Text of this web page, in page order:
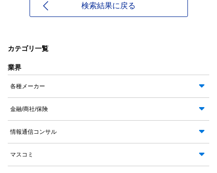
検索結果に戻る
カテゴリ一覧
業界
各種メーカー
金融/商社/保険
情報通信コンサル
マスコミ